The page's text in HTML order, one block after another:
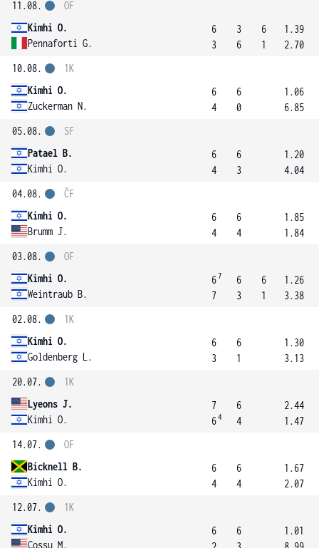
11.08.
Kimhi O.
Pennaforti G.
OF
6
3
3
6
6
1
1.39
2.70
10.08.
Kimhi O.
Zuckerman N.
1K
6
4
6
0
1.06
6.85
05.08.
Patael B.
Kimhi O.
SF
6
4
6
3
1.20
4.04
04.08.
Kimhi O.
Brumm J.
ČF
6
4
6
4
1.85
1.84
03.08.
Kimhi O.
Weintraub B.
OF
67
7
6
3
6
1
1.26
3.38
02.08.
Kimhi O.
Goldenberg L.
1K
6
3
6
1
1.30
3.13
20.07.
Lyeons J.
Kimhi O.
1K
7
64
6
4
2.44
1.47
14.07.
Bicknell B.
Kimhi O.
OF
6
4
6
4
1.67
2.07
12.07.
Kimhi O.
Cossu M.
1K
6
6
1.01